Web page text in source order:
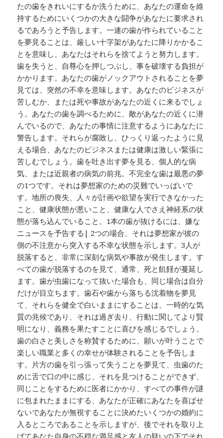
たの歯をきれいにするか洗うために、あなたの運命を維
持するためにいくつかの大きな闘争があなたに要求され
るであろうと予告します。一連の歯が作られていること
を夢見ることは、厳しい十字架があなたに降りかかるこ
とを意味し、あなたはそれらを捨てようと努力します。
歯を失うと、自尊心を押しつぶし、事を破壊する負担が
かかります。あなたの歯がノックアウトされることを夢
見ては、突然の不幸を意味します。あなたのビジネスが
苦しむか、または死や事故があなたの近くに来るでしょ
う。あなたの歯を調べるために、敵があなたの近くに潜
んでいるので、あなたの事情に注意するようにあなたに
警告します。それらが腐敗し、ひっくり返ったように見
える場合、あなたのビジネスまたは健康は激しい緊張に
苦しむでしょう。歯を吐き出す夢を見る、個人的な病
気、または近親者の病気の前兆。不完全な歯は最悪の夢
の1つです。それは夢想家のための災難でいっぱいで
す。地所の喪失、人々が計画や欲望を実行できなかった
こと、健康状態が悪いこと、健康な人でさえ神経系の状
態が落ち込んでいること。1本の歯が抜けるには、嫌な
ニュースを予告する| 2つの場合、それは夢想家が彼の
側の不注意から突入する不幸な状態を示します。3人が
脱落すると、非常に深刻な病気や事故が発生します。す
べての歯が脱落するのを見て、通常、死と飢饉が蔓延し
ます。歯が虫歯になって抜いた場合も、同じ場合は自分
だけが目立ちます。歯石や歯から落ちる沈着物を夢見
て、それらを健全で白いままにすることは、一時的な気
質の兆候であり、それは過ぎ去り、行動に関してより賢
明になり、義務を果たすことに喜びを感じるでしょう。
歯の白さと美しさを称賛するために、願いが叶うことで
楽しい職業と多くの幸せが体験されることを予告しま
す。片方の歯を引っ張って失うことを夢見て、虫歯のた
めに舌で口の中に感じ、それを見つけることができず、
同じことをするために医者にかかり、すべての事件が謎
に包まれたままにする、あなたが正確にあなたを喜ばせ
ないであなたが無視することに決めたいくつかの婚約に
入るところであることを示しますが、後でそれを取り上
げてあなた自身の不穏な満足感と友人の疑いの下でそれ